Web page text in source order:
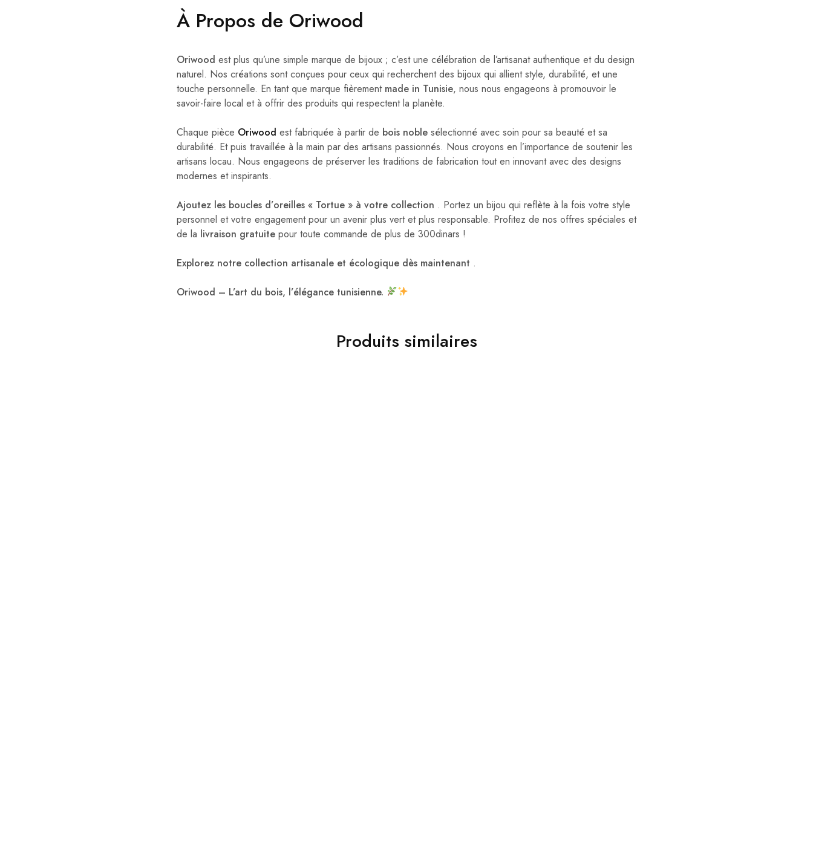
À Propos de Oriwood
Oriwood est plus qu’une simple marque de bijoux ; c’est une célébration de l’artisanat authentique et du design
naturel. Nos créations sont conçues pour ceux qui recherchent des bijoux qui allient style, durabilité, et une
touche personnelle. En tant que marque fièrement made in Tunisie, nous nous engageons à promouvoir le
savoir-faire local et à offrir des produits qui respectent la planète.
Chaque pièce Oriwood est fabriquée à partir de bois noble sélectionné avec soin pour sa beauté et sa
durabilité. Et puis travaillée à la main par des artisans passionnés. Nous croyons en l’importance de soutenir les
artisans locau. Nous engageons de préserver les traditions de fabrication tout en innovant avec des designs
modernes et inspirants.
Ajoutez les boucles d’oreilles « Tortue » à votre collection . Portez un bijou qui reflète à la fois votre style
personnel et votre engagement pour un avenir plus vert et plus responsable. Profitez de nos offres spéciales et
de la livraison gratuite pour toute commande de plus de 300dinars !
Explorez notre collection artisanale et écologique dès maintenant .
Oriwood – L’art du bois, l’élégance tunisienne.
Produits similaires